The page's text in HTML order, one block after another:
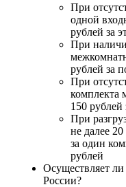
При
одной
рублей за
При
рублей за
При
комплекта
150 рублей
При
не далее
за один
рублей
Осуществляет
России?